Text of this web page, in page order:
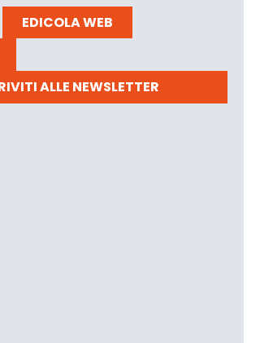
EDICOLA WEB
ALLE NEWSLETTER